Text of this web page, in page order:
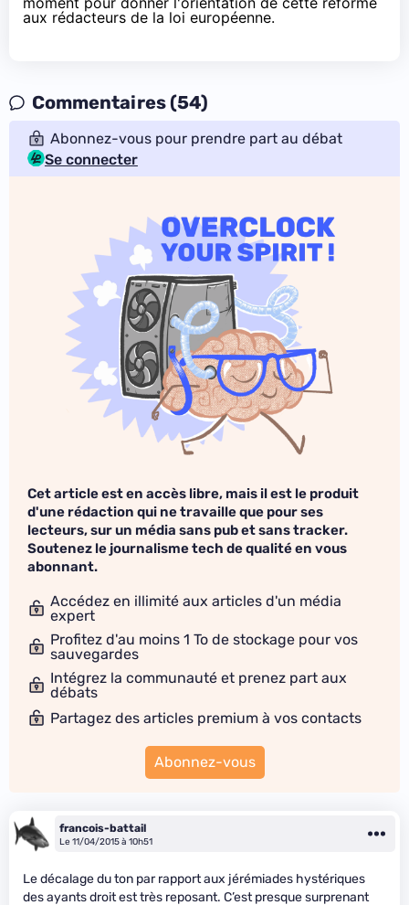
aux rédacteurs de la loi européenne.
Commentaires (54)
Abonnez-vous pour prendre part au débat
Se connecter
Cet article est en accès libre, mais il est le produit
d'une rédaction qui ne travaille que pour ses
lecteurs, sur un média sans pub et sans tracker.
Soutenez le journalisme tech de qualité en vous
abonnant.
Accédez en illimité aux articles d'un média
expert
Profitez d'au moins 1 To de stockage pour vos
sauvegardes
Intégrez la communauté et prenez part aux
débats
Partagez des articles premium à vos contacts
Abonnez-vous
francois-battail
Le 11/04/2015 à 10h51
Le décalage du ton par rapport aux jérémiades hystériques
des ayants droit est très reposant. C’est presque surprenant